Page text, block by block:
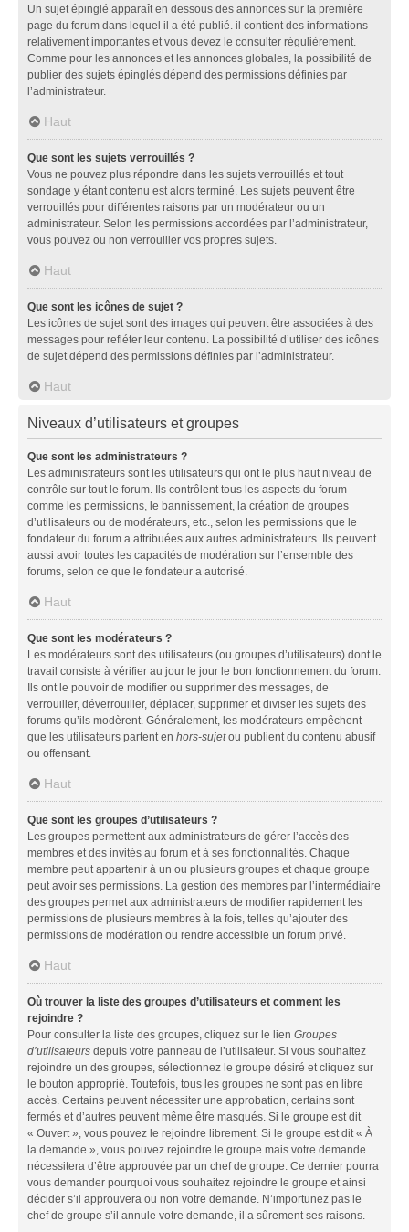
Un sujet épinglé apparaît en dessous des annonces sur la première
page du forum dans lequel il a été publié. il contient des informations
relativement importantes et vous devez le consulter régulièrement.
Comme pour les annonces et les annonces globales, la possibilité de
publier des sujets épinglés dépend des permissions définies par
l’administrateur.
Haut
Que sont les sujets verrouillés ?
Vous ne pouvez plus répondre dans les sujets verrouillés et tout
sondage y étant contenu est alors terminé. Les sujets peuvent être
verrouillés pour différentes raisons par un modérateur ou un
administrateur. Selon les permissions accordées par l’administrateur,
vous pouvez ou non verrouiller vos propres sujets.
Haut
Que sont les icônes de sujet ?
Les icônes de sujet sont des images qui peuvent être associées à des
messages pour refléter leur contenu. La possibilité d’utiliser des icônes
de sujet dépend des permissions définies par l’administrateur.
Haut
Niveaux d’utilisateurs et groupes
Que sont les administrateurs ?
Les administrateurs sont les utilisateurs qui ont le plus haut niveau de
contrôle sur tout le forum. Ils contrôlent tous les aspects du forum
comme les permissions, le bannissement, la création de groupes
d’utilisateurs ou de modérateurs, etc., selon les permissions que le
fondateur du forum a attribuées aux autres administrateurs. Ils peuvent
aussi avoir toutes les capacités de modération sur l’ensemble des
forums, selon ce que le fondateur a autorisé.
Haut
Que sont les modérateurs ?
Les modérateurs sont des utilisateurs (ou groupes d’utilisateurs) dont le
travail consiste à vérifier au jour le jour le bon fonctionnement du forum.
Ils ont le pouvoir de modifier ou supprimer des messages, de
verrouiller, déverrouiller, déplacer, supprimer et diviser les sujets des
forums qu’ils modèrent. Généralement, les modérateurs empêchent
que les utilisateurs partent en hors-sujetou publient du contenu abusif
ou offensant.
Haut
Que sont les groupes d’utilisateurs ?
Les groupes permettent aux administrateurs de gérer l’accès des
membres et des invités au forum et à ses fonctionnalités. Chaque
membre peut appartenir à un ou plusieurs groupes et chaque groupe
peut avoir ses permissions. La gestion des membres par l’intermédiaire
des groupes permet aux administrateurs de modifier rapidement les
permissions de plusieurs membres à la fois, telles qu’ajouter des
permissions de modération ou rendre accessible un forum privé.
Haut
Où trouver la liste des groupes d’utilisateurs et comment les
rejoindre ?
Pour consulter la liste des groupes, cliquez sur le lien Groupes
d’utilisateurs depuis votre panneau de l’utilisateur. Si vous souhaitez
rejoindre un des groupes, sélectionnez le groupe désiré et cliquez sur
le bouton approprié. Toutefois, tous les groupes ne sont pas en libre
accès. Certains peuvent nécessiter une approbation, certains sont
fermés et d’autres peuvent même être masqués. Si le groupe est dit
« Ouvert », vous pouvez le rejoindre librement. Si le groupe est dit « À
la demande », vous pouvez rejoindre le groupe mais votre demande
nécessitera d’être approuvée par un chef de groupe. Ce dernier pourra
vous demander pourquoi vous souhaitez rejoindre le groupe et ainsi
décider s’il approuvera ou non votre demande. N’importunez pas le
chef de groupe s’il annule votre demande, il a sûrement ses raisons.